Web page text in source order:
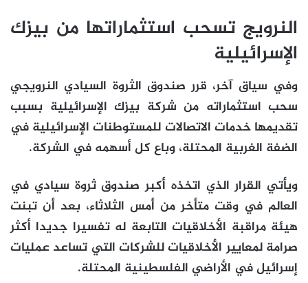
النرويج تسحب استثماراتها من بيزك
الإسرائيلية
وفي سياق آخر، قرر صندوق الثروة السيادي النرويجي
سحب استثماراته من شركة بيزك الإسرائيلية بسبب
تقديمها خدمات الاتصالات للمستوطنات الإسرائيلية في
الضفة الغربية المحتلة، وباع كل أسهمه في الشركة.
ويأتي القرار الذي اتخذه أكبر صندوق ثروة سيادي في
العالم في وقت متأخر من أمس الثلاثاء، بعد أن تبنت
هيئة مراقبة الأخلاقيات التابعة له تفسيرا جديدا أكثر
صرامة لمعايير الأخلاقيات للشركات التي تساعد عمليات
إسرائيل في الأراضي الفلسطينية المحتلة.